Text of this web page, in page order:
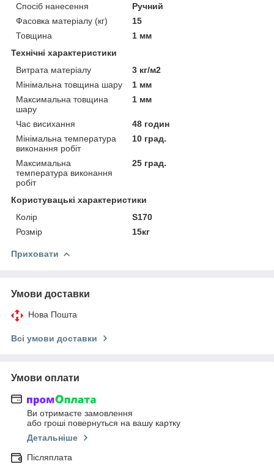
Спосіб нанесення
Ручний
Фасовка матеріалу (кг)
15
Товщина
1 мм
Технічні характеристики
Витрата матеріалу
3 кг/м2
Мінімальна товщина шару
1 мм
Максимальна товщина
шару
1 мм
Час висихання
48 годин
Мінімальна температура
виконання робіт
10 град.
Максимальна
температура виконання
робіт
25 град.
Користувацькi характеристики
Колір
S170
Розмір
15кг
Приховати
Умови доставки
Нова Пошта
Всі умови доставки
Умови оплати
Ви отримаєте замовлення
або гроші повернуться на вашу картку
Детальніше
Післяплата